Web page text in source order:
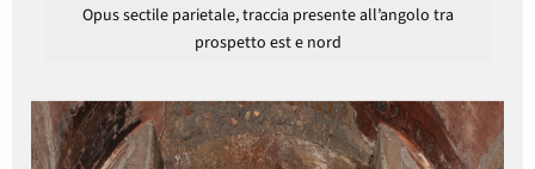
Opus sectile parietale, traccia presente all’angolo tra
prospetto est e nord